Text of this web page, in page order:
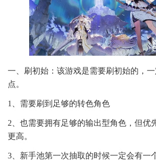
一、刷初始：该游戏是需要刷初始的，
点。
1、需要刷到足够的转色角色
2、也需要拥有足够的输出型角色，但优
更高。
3、新手池第一次抽取的时候一定会有一